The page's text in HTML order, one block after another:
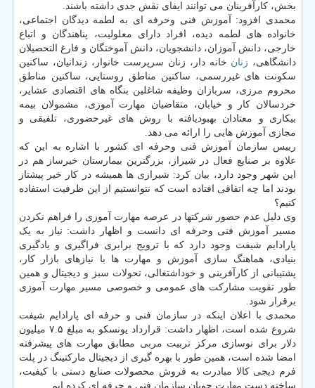
بخش، کارآفرینان می توانند ایفای نقش جدی داشته باشند.
محمدی افزود: آموزش فنی وحرفه ای به لطمه دیدگان اجتماعی،
خانواده های لطمه دیده، افراد دارای معلولیت، پناهندگان و اتباع
خارجی، دانش آموزان، دانشجویان، دانش آموختگان و فارغ التحصیلان
دانشگاهی، زنان خانه دار، زنان سرپرست خانوار، زندانیان، ساکنین
سکونت های غیررسمی، ساکنین مناطق روستایی، ساکنین مناطق
محروم مرزی، سربازان وظیفه شاغلین بنگاه های اقتصادی عشایر،
خردسالان کار و خیابان، متقاضیان مهارت آموزی، مشمولان بیمه
بیکاری و معتادان بهبودیافته با روش های غیرحضوری، تلفیقی و
مجازی آموزش هایی را ارائه می دهد.
رییس سازمان آموزش فنی وحرفه ای کشور با اشاره به این که
علاوه بر صنایع فعال در شیراز، بزرگترین بیمارستان خیرساز هم در
این شهر وجود دارد، بیان کرد: شیرازی ها همیشه در کار خیر پیشتاز
بودند اما چه اتفاقی افتاده است که نتوانستیم از این ظرفیت استفاده
کنیم؟
وی دلیل عدم حضور شرکتها در عرصه مهارت آموزی را فراهم نکردن
مسیر آموزش فنی وحرفه ای دانست و اظهار داشت: نیاز به یک
پارادایم شیفت وجود دارد که با ترویج برابری فراگیری و یادگیری
بنیادی، هماهنگ سازی آموزش و مهارت ها با نیازهای بازار کار،
پشتیبانی از کارآفرینی و خوداشتغالی، تحولات سبز و دیجیتال و همین
طور تقویت مشارکت های عمومی و خصوصی مسیر مهارت آموزی
برقرار شود.
محمدی با اعلان اینکه در سازمان فنی و حرفه ای پارادایم شیفت
شروع شده است، اظهار داشت: قرارداد یونسکو به مبلغ ۷.۵ میلیون
دلار برای نوسازی مرکز تربیت مربی مطابق مهارت های پیشرفته
امضا شده است، همین طور با بهره گیری از دیجیتال مارکتینگ در پلت
فرم دیجی کالا مبادرت به فروش محصولات صنایع دستی با کیفیت،
ساخته دست مهارت جویان سازمان فنی و حرفه ای کرده ایم.